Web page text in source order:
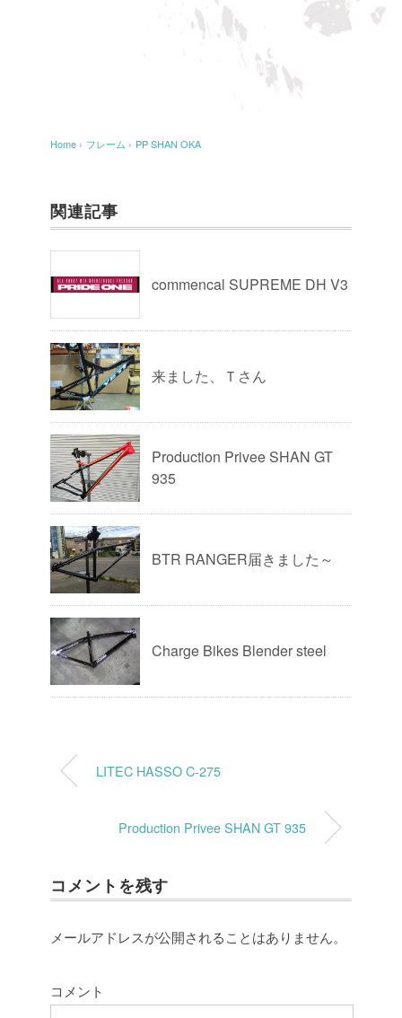
Home › フレーム › PP SHAN OKA
関連記事
commencal SUPREME DH V3
来ました、Ｔさん
Production Privee SHAN GT
935
BTR RANGER届きました～
Charge Bikes Blender steel
LITEC HASSO C-275
Production Privee SHAN GT 935
コメントを残す
メールアドレスが公開されることはありません。
コメント